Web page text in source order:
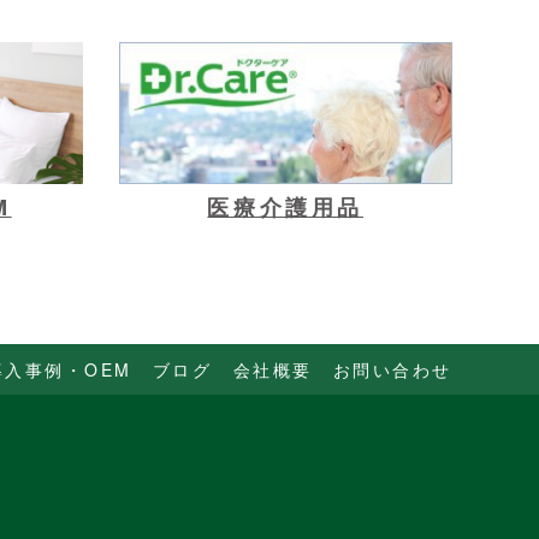
医療介護用品
入事例・OEM ブログ 会社概要 お問い合わせ